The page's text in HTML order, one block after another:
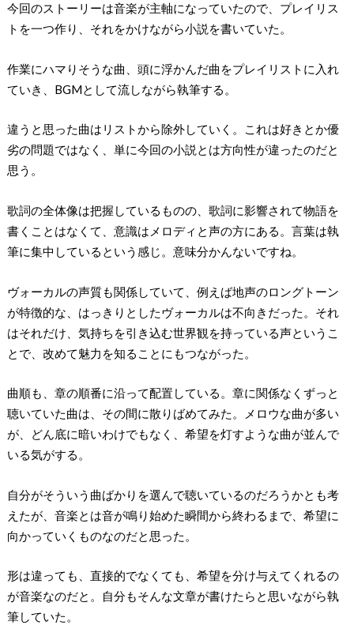
今回のストーリーは音楽が主軸になっていたので、プレイリス
トを一つ作り、それをかけながら小説を書いていた。
作業にハマりそうな曲、頭に浮かんだ曲をプレイリストに入れ
ていき、BGMとして流しながら執筆する。
違うと思った曲はリストから除外していく。これは好きとか優
劣の問題ではなく、単に今回の小説とは方向性が違ったのだと
思う。
歌詞の全体像は把握しているものの、歌詞に影響されて物語を
書くことはなくて、意識はメロディと声の方にある。言葉は執
筆に集中しているという感じ。意味分かんないですね。
ヴォーカルの声質も関係していて、例えば地声のロングトーン
が特徴的な、はっきりとしたヴォーカルは不向きだった。それ
はそれだけ、気持ちを引き込む世界観を持っている声というこ
とで、改めて魅力を知ることにもつながった。
曲順も、章の順番に沿って配置している。章に関係なくずっと
聴いていた曲は、その間に散りばめてみた。メロウな曲が多い
が、どん底に暗いわけでもなく、希望を灯すような曲が並んで
いる気がする。
自分がそういう曲ばかりを選んで聴いているのだろうかとも考
えたが、音楽とは音が鳴り始めた瞬間から終わるまで、希望に
向かっていくものなのだと思った。
形は違っても、直接的でなくても、希望を分け与えてくれるの
が音楽なのだと。自分もそんな文章が書けたらと思いながら執
筆していた。